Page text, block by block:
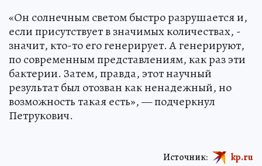
«Он солнечным светом быстро разрушается и,
если присутствует в значимых количествах, -
значит, кто-то его генерирует. А генерируют,
по современным представлениям, как раз эти
бактерии. Затем, правда, этот научный
результат был отозван как ненадежный, но
возможность такая есть», — подчеркнул
Петрукович.
Источник: kp.ru